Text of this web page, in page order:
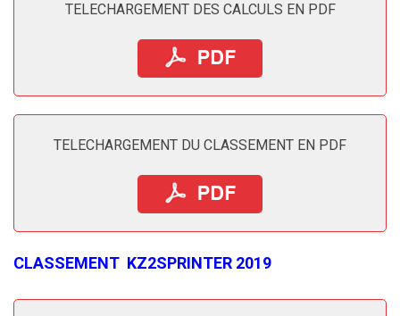
TELECHARGEMENT DES CALCULS EN PDF
TELECHARGEMENT DU CLASSEMENT EN PDF
CLASSEMENT KZ2SPRINTER 2019